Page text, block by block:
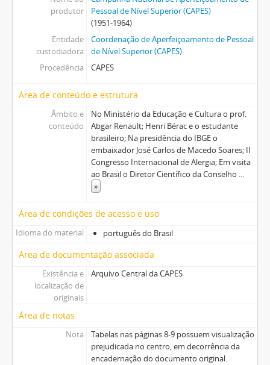
produtor
Pessoal de Nível Superior (CAPES)
(1951-1964)
Entidade
custodiadora
Coordenação de Aperfeiçoamento de Pessoal
de Nível Superior (CAPES)
Procedência
CAPES
Área de conteúdo e estrutura
Âmbito e
conteúdo
No Ministério da Educação e Cultura o prof.
Abgar Renault; Henri Bérac e o estudante
brasileiro; Na presidência do IBGE o
embaixador José Carlos de Macedo Soares; II
Congresso Internacional de Alergia; Em visita
ao Brasil o Diretor Científico da Conselho ...
»
Área de condições de acesso e uso
Idioma do material português do Brasil
Área de documentação associada
Existência e
localização de
originais
Arquivo Central da CAPES
Área de notas
Nota
Tabelas nas páginas 8-9 possuem visualização
prejudicada no centro, em decorrência da
encadernação do documento original.